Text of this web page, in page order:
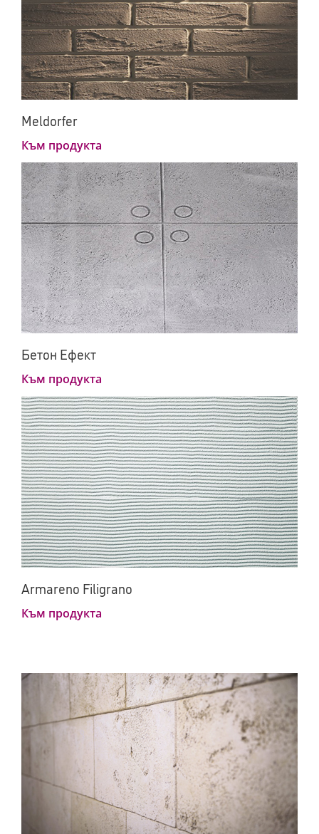
Meldorfer
Към продукта
Бетон Ефект
Към продукта
Armareno Filigrano
Към продукта